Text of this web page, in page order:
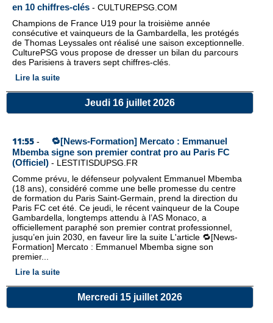
en 10 chiffres-clés - CULTUREPSG.COM
Champions de France U19 pour la troisième année
consécutive et vainqueurs de la Gambardella, les protégés
de Thomas Leyssales ont réalisé une saison exceptionnelle.
CulturePSG vous propose de dresser un bilan du parcours
des Parisiens à travers sept chiffres-clés.
Lire la suite
Jeudi 16 juillet 2026
11:55 -
🔁[News-Formation] Mercato : Emmanuel
Mbemba signe son premier contrat pro au Paris FC
(Officiel) - LESTITISDUPSG.FR
Comme prévu, le défenseur polyvalent Emmanuel Mbemba
(18 ans), considéré comme une belle promesse du centre
de formation du Paris Saint-Germain, prend la direction du
Paris FC cet été. Ce jeudi, le récent vainqueur de la Coupe
Gambardella, longtemps attendu à l’AS Monaco, a
officiellement paraphé son premier contrat professionnel,
jusqu’en juin 2030, en faveur lire la suite L'article 🔁[News-
Formation] Mercato : Emmanuel Mbemba signe son
premier...
Lire la suite
Mercredi 15 juillet 2026